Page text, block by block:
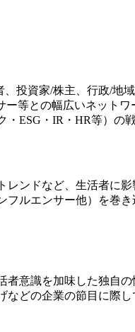
資家/株主、行政/地
等との幅広いネット
ESG・IR・HR等）の
ンドなど、生活者に
エンサー他）を巻き
意識を加味した独自
どの企業の節目に際